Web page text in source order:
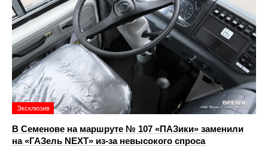
Эксклюзив
В Семенове на маршруте № 107 «ПАЗики» заменили
на «ГАЗель NEXT» из‑за невысокого спроса